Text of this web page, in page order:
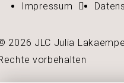
Impressum
2026 JLC Julia
vorbehalten